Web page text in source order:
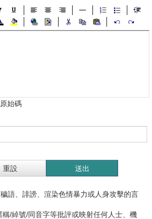
始碼
語、誹謗、渲染色情暴力或人身攻擊的言
稱/綽號/同音字等批評或映射任何人士、機